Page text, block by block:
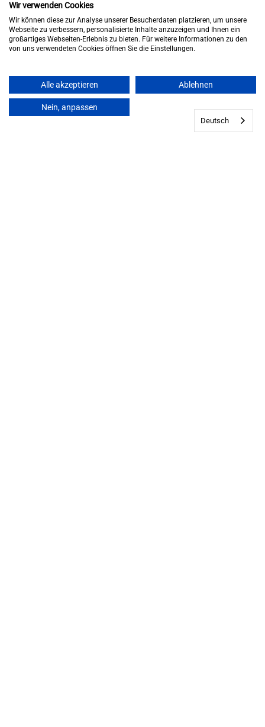
Deutsch
Wir verwenden Cookies
Wir können diese zur Analyse unserer Besucherdaten platzieren, um unsere
Webseite zu verbessern, personalisierte Inhalte anzuzeigen und Ihnen ein
großartiges Webseiten-Erlebnis zu bieten. Für weitere Informationen zu den
von uns verwendeten Cookies öffnen Sie die Einstellungen.
Alle akzeptieren Ablehnen
Nein, anpassen